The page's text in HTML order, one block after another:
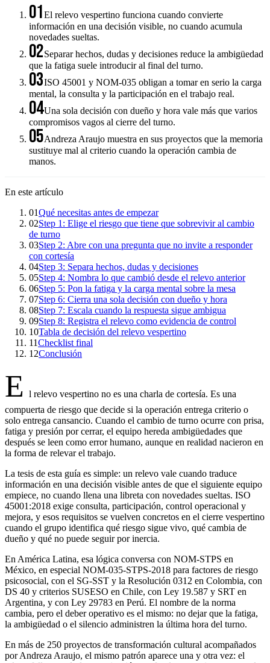
01El relevo vespertino funciona cuando convierte
información en una decisión visible, no cuando acumula
novedades sueltas.
02Separar hechos, dudas y decisiones reduce la ambigüedad
que la fatiga suele introducir al final del turno.
03ISO 45001 y NOM-035 obligan a tomar en serio la carga
mental, la consulta y la participación en el trabajo real.
04Una sola decisión con dueño y hora vale más que varios
compromisos vagos al cierre del turno.
05Andreza Araujo muestra en sus proyectos que la memoria
sustituye mal al criterio cuando la operación cambia de
manos.
En este artículo
01Qué necesitas antes de empezar
02Step 1: Elige el riesgo que tiene que sobrevivir al cambio
de turno
03Step 2: Abre con una pregunta que no invite a responder
con cortesía
04Step 3: Separa hechos, dudas y decisiones
05Step 4: Nombra lo que cambió desde el relevo anterior
06Step 5: Pon la fatiga y la carga mental sobre la mesa
07Step 6: Cierra una sola decisión con dueño y hora
08Step 7: Escala cuando la respuesta sigue ambigua
09Step 8: Registra el relevo como evidencia de control
10Tabla de decisión del relevo vespertino
11Checklist final
12Conclusión
E l relevo vespertino no es una charla de cortesía. Es una
compuerta de riesgo que decide si la operación entrega criterio o
solo entrega cansancio. Cuando el cambio de turno ocurre con prisa,
fatiga y presión por cerrar, el equipo hereda ambigüedades que
después se leen como error humano, aunque en realidad nacieron en
la forma de relevar el trabajo.
La tesis de esta guía es simple: un relevo vale cuando traduce
información en una decisión visible antes de que el siguiente equipo
empiece, no cuando llena una libreta con novedades sueltas. ISO
45001:2018 exige consulta, participación, control operacional y
mejora, y esos requisitos se vuelven concretos en el cierre vespertino
cuando el grupo identifica qué riesgo sigue vivo, qué cambia de
dueño y qué no puede seguir por inercia.
En América Latina, esa lógica conversa con NOM-STPS en
México, en especial NOM-035-STPS-2018 para factores de riesgo
psicosocial, con el SG-SST y la Resolución 0312 en Colombia, con
DS 40 y criterios SUSESO en Chile, con Ley 19.587 y SRT en
Argentina, y con Ley 29783 en Perú. El nombre de la norma
cambia, pero el deber operativo es el mismo: no dejar que la fatiga,
la ambigüedad o el silencio administren la última hora del turno.
En más de 250 proyectos de transformación cultural acompañados
por Andreza Araujo, el mismo patrón aparece una y otra vez: el